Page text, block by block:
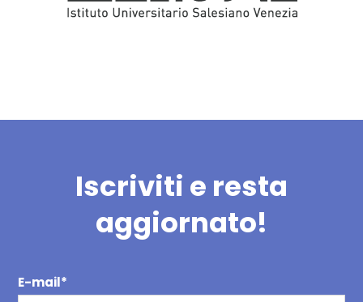
Iscriviti e resta
aggiornato!
E-mail*